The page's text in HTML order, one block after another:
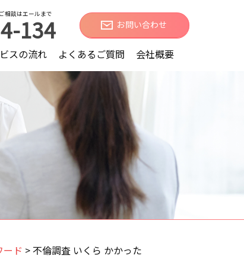
相談はエールまで
134 お問い合わせ
スの流れ よくあるご質問 会社概要
ド >不倫調査 いくら かかった